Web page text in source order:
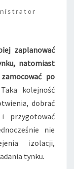
zaplanować
natomiast
po
kolejność
dobrać
i przygotować
nie
izolacji,
tynku.